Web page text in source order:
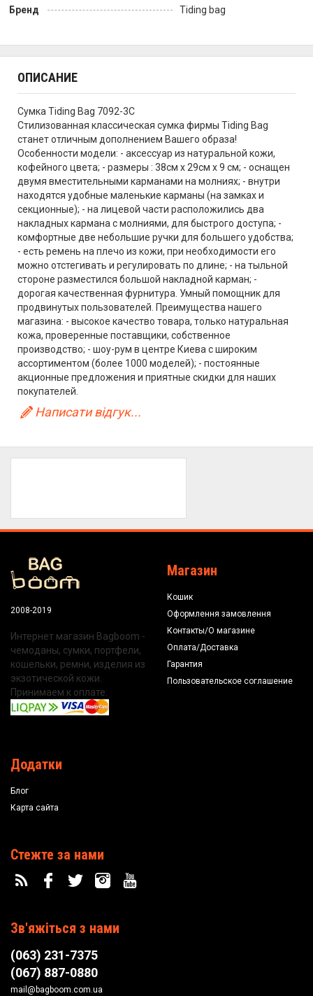
Бренд
Tiding bag
ОПИСАНИЕ
Сумка Tiding Bag 7092-3C
Стилизованная классическая сумка фирмы Tiding Bag
станет отличным дополнением Вашего образа!
Особенности модели: - аксессуар из натуральной кожи,
кофейного цвета; - размеры : 38см х 29см х 9 см; - оснащен
двумя вместительными карманами на молниях; - внутри
находятся удобные маленькие карманы (на замках и
секционные); - на лицевой части расположились два
накладных кармана с молниями, для быстрого доступа; -
комфортные две небольшие ручки для большего удобства;
- есть ремень на плечо из кожи, при необходимости его
можно отстегивать и регулировать по длине; - на тыльной
стороне разместился большой накладной карман; -
дорогая качественная фурнитура. Умный помощник для
продвинутых пользователей. Преимущества нашего
магазина: - высокое качество товара, только натуральная
кожа, проверенные поставщики, собственное
производство; - шоу-рум в центре Киева с широким
ассортиментом (более 1000 моделей); - постоянные
акционные предложения и приятные скидки для наших
покупателей.
Написати відгук...
2008-2019
Интернет магазин Bagboom -
чемоданы, сумки, портфели,
кошельки, ремни, изделия из
экзотической кожи.
Принимаем к оплате:
Магазин
Кошик
Оформлення замовлення
Контакты/О магазине
Оплата/Доставка
Гарантия
Пользовательское соглашение
Додатки
Блог
Карта сайта
Стежте за нами
Зв'яжіться з нами
(063) 231-7375
(067) 887-0880
mail@bagboom.com.ua